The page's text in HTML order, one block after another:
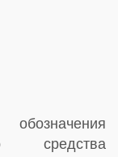
средства